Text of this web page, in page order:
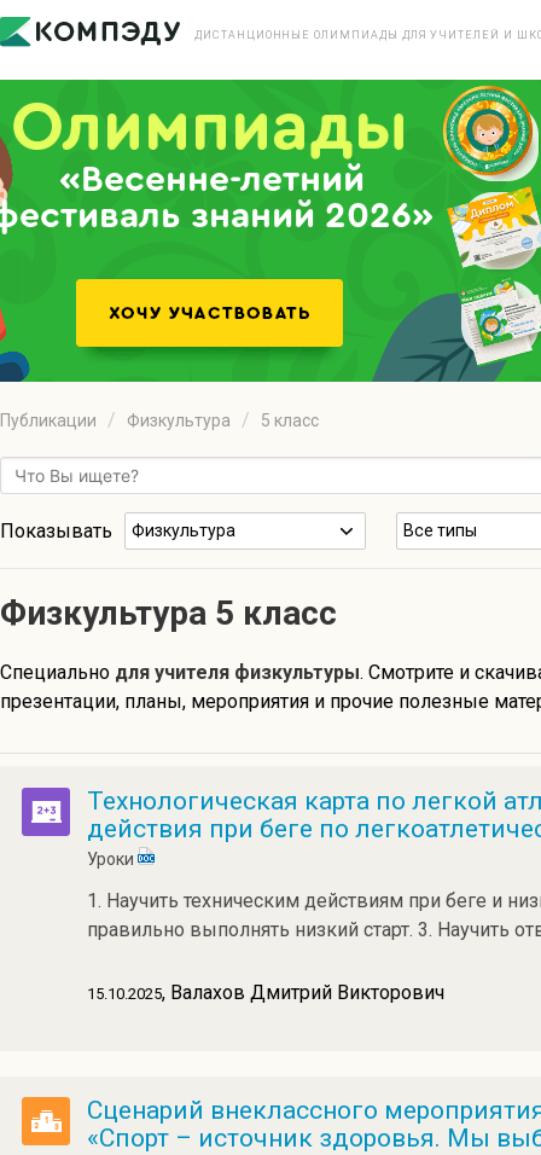
ДИСТАНЦИОННЫЕ ОЛИМПИАДЫ ДЛЯ УЧИТЕЛЕЙ И
«Весенне-летний
знаний 2026»
Публикации Физкультура 5 класс
Показывать Физкультура Все типы
Физкультура 5 класс
Специально для учителя физкультуры. Смотрите и
презентации, планы, мероприятия и прочие полезные
Технологическая карта по легкой
действия при беге по
Уроки
1. Научить техническим действиям при беге и
правильно выполнять низкий старт. 3. Научить
15.10.2025, Валахов Дмитрий Викторович
Сценарий внеклассного
«Спорт – источник здоровья. Мы